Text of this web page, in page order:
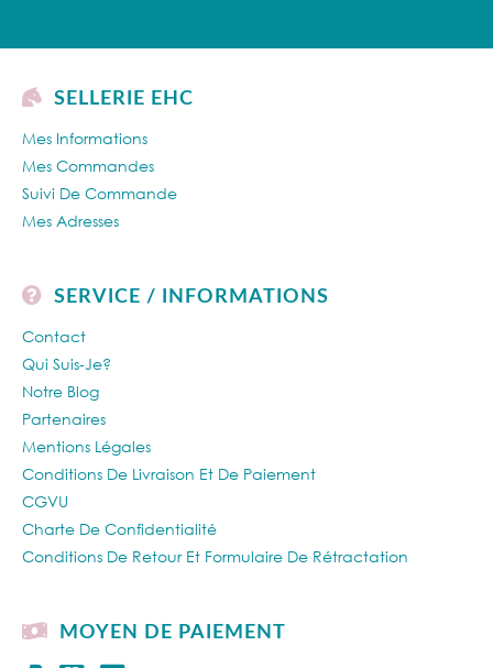
SELLERIE EHC
Mes Informations
Mes Commandes
Suivi De Commande
Mes Adresses
SERVICE / INFORMATIONS
Contact
Qui Suis-Je?
Notre Blog
Partenaires
Mentions Légales
Conditions De Livraison Et De Paiement
CGVU
Charte De Confidentialité
Conditions De Retour Et Formulaire De Rétractation
MOYEN DE PAIEMENT